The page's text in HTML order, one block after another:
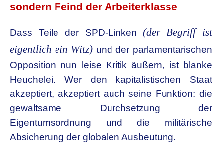
sondern Feind der Arbeiterklasse
Dass Teile der SPD-Linken(der Begriff ist
eigentlich ein Witz) und der parlamentarischen
Opposition nun leise Kritik äußern, ist blanke
Heuchelei. Wer den kapitalistischen Staat
akzeptiert, akzeptiert auch seine Funktion: die
gewaltsame Durchsetzung der
Eigentumsordnung und die militärische
Absicherung der globalen Ausbeutung.